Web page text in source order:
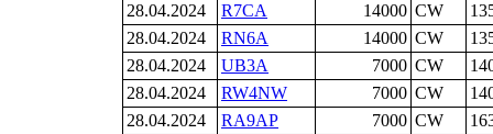
28.04.2024
R7CA 14000 CW
28.04.2024
RN6A 14000 CW
28.04.2024
UB3A 7000 CW
28.04.2024
RW4NW 7000 CW
28.04.2024
RA9AP 7000 CW